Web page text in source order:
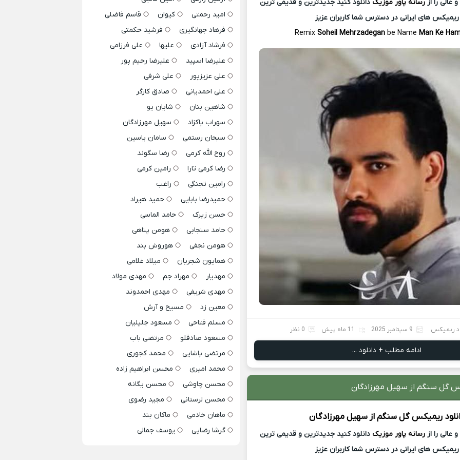
را از رسانه پاور موزیک دانلود کنید جدیدترین و قدیمی ترین
ریمیکس های ایرانی در دسترس شما کاربران عزیز
Remix Soheil Mehrzadegan be Name Man Ke
ریمیکس 9 سپتامبر 2025 11 ماه پیش 0 نظر
ادامه مطلب + دانلود ...
گل سنگم از سهیل مهرزادگان
ریمیکسگل سنگم ازسهیل مهرزادگان
را از رسانه پاور موزیک دانلود کنید جدیدترین و قدیمی ترین
ریمیکس های ایرانی در دسترس شما کاربران عزیز
امید رحمتی
کیوان
قاسم فاضلی
فرهاد جهانگیری
فرشید حکمتی
فرشاد آزادی
علیها
علی فرزامی
علیرضا اسپید
علیرضا رحیم پور
علی عزیزپور
علی شرفی
علی احمدیانی
صادق کارگر
شاهین بنان
شایان یو
سهراب پاکزاد
سهیل مهرزادگان
سبحان رستمی
سامان یاسین
روح الله کرمی
رضا سگوند
رضا کرمی تارا
رامین کرمی
رامین تجنگی
راغب
حمیدرضا بابایی
حمید هیراد
حسن زیرک
حامد الماسی
حامد سنجابی
هومن پناهی
هومن نجفی
هوروش بند
همایون شجریان
میلاد غلامی
مهدیار
مهراد جم
مهدی مولاد
مهدی شریفی
مهدی احمدوند
معین زد
مسیح و آرش
مسلم فتاحی
مسعود جلیلیان
مسعود صادقلو
مرتضی باب
مرتضی پاشایی
محمد کجوری
محمد امیری
محسن ابراهیم زاده
محسن چاوشی
محسن یگانه
محسن لرستانی
مجید رضوی
ماهان خادمی
ماکان بند
گرشا رضایی
یوسف جمالی